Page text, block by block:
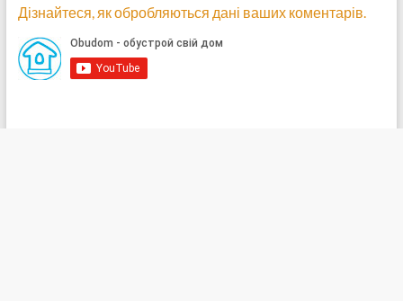
Дізнайтеся, як обробляються дані ваших коментарів.